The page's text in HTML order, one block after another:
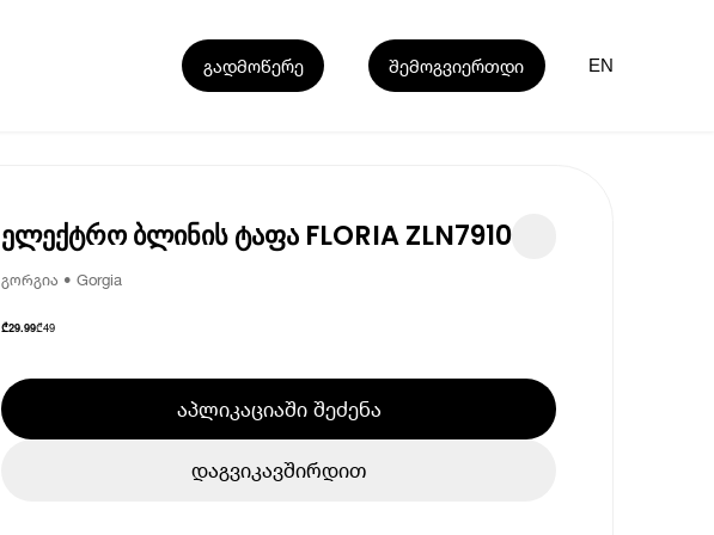
გადმოწერე შემოგვიერთდი EN
ელექტრო ბლინის ტაფა FLORIA ZLN7910
გორგია • Gorgia
₾29.99₾49
აპლიკაციაში შეძენა
დაგვიკავშირდით